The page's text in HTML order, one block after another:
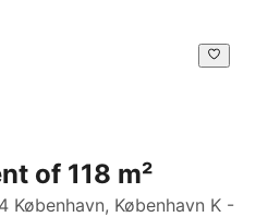
of 118 m²
København, København K -